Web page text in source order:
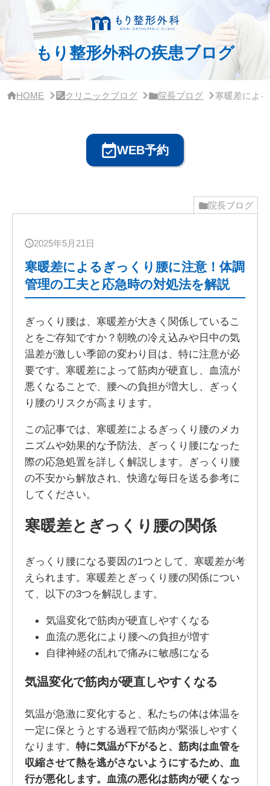
バ
ー・
ク
リ
ニ
もり整形外科の疾患ブログ
HOME クリニックブログ 院長ブログ 寒暖差によ
WEB予約
院長ブログ
2025年5月21日
寒暖差によるぎっくり腰に注意！体調
管理の工夫と応急時の対処法を解説
ぎっくり腰は、寒暖差が大きく関係しているこ
とをご存知ですか？朝晩の冷え込みや日中の気
温差が激しい季節の変わり目は、特に注意が必
要です。寒暖差によって筋肉が硬直し、血流が
悪くなることで、腰への負担が増大し、ぎっく
り腰のリスクが高まります。
この記事では、寒暖差によるぎっくり腰のメカ
ニズムや効果的な予防法、ぎっくり腰になった
際の応急処置を詳しく解説します。ぎっくり腰
の不安から解放され、快適な毎日を送る参考に
してください。
寒暖差とぎっくり腰の関係
ぎっくり腰になる要因の1つとして、寒暖差が考
えられます。寒暖差とぎっくり腰の関係につい
て、以下の3つを解説します。
気温変化で筋肉が硬直しやすくなる
血流の悪化により腰への負担が増す
自律神経の乱れで痛みに敏感になる
気温変化で筋肉が硬直しやすくなる
気温が急激に変化すると、私たちの体は体温を
一定に保とうとする過程で筋肉が緊張しやすく
なります。 特に気温が下がると、筋肉は血管を
収縮させて熱を逃がさないようにするため、血
行が悪化します。血流の悪化は筋肉が硬くなっ